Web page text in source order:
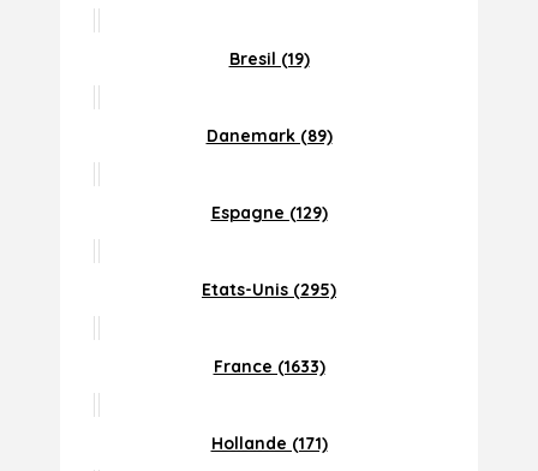
Bresil (19)
Danemark (89)
Espagne (129)
Etats-Unis (295)
France (1633)
Hollande (171)